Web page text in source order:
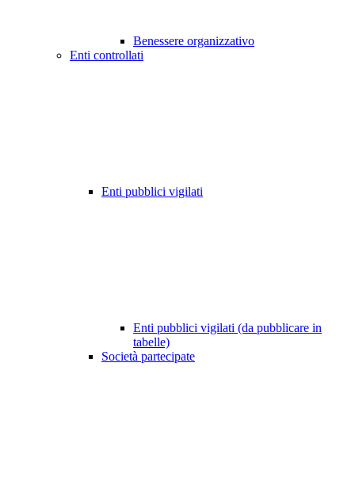
Benessere organizzativo
Enti controllati
Enti pubblici vigilati
Enti pubblici vigilati (da pubblicare in
tabelle)
Società partecipate